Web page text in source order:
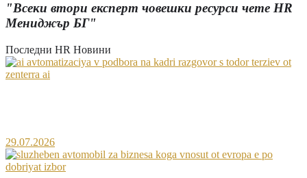
"Всеки втори експерт човешки ресурси чете HR
Мениджър БГ"
Последни HR Новини
29.07.2026